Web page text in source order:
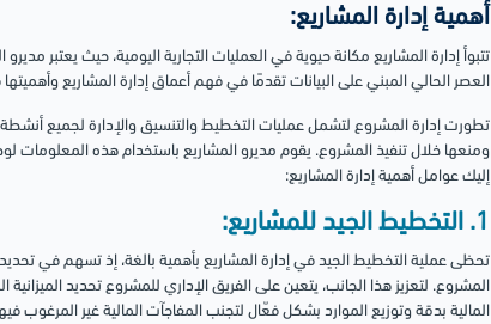
أهمية إدارة المشاريع:
تتبوأ إدارة المشاريع مكانة حيوية في العمليات التجارية اليومية، حيث يعتبر
العصر الحالي المبني على البيانات تقدمًا في فهم أعماق إدارة المشاريع
تطورت إدارة المشروع لتشمل عمليات التخطيط والتنسيق والإدارة لجميع أنشطة
ومنعها خلال تنفيذ المشروع. يقوم مديرو المشاريع باستخدام هذه
إليك عوامل أهمية إدارة المشاريع:
1. التخطيط الجيد للمشاريع:
تحظى عملية التخطيط الجيد في إدارة المشاريع بأهمية بالغة، إذ تسهم في
المشروع. لتعزيز هذا الجانب، يتعين على الفريق الإداري للمشروع تحديد
المالية بدقة وتوزيع الموارد بشكل فعّال لتجنب المفاجآت المالية غير المرغوب